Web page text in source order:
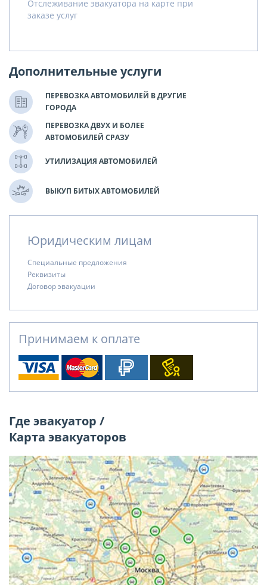
Отслеживание эвакуатора на карте при
заказе услуг
Дополнительные услуги
ПЕРЕВОЗКА АВТОМОБИЛЕЙ В ДРУГИЕ
ГОРОДА
ПЕРЕВОЗКА ДВУХ И БОЛЕЕ
АВТОМОБИЛЕЙ СРАЗУ
УТИЛИЗАЦИЯ АВТОМОБИЛЕЙ
ВЫКУП БИТЫХ АВТОМОБИЛЕЙ
Юридическим лицам
Специальные предложения
Реквизиты
Договор эвакуации
Принимаем к оплате
Где эвакуатор /
Карта эвакуаторов